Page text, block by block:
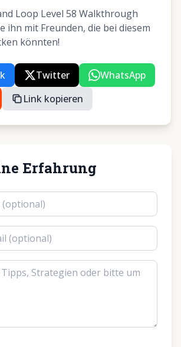
Loop Level 58 Walkthrough
ihn mit Freunden, die bei diesem
könnten!
Twitter
WhatsApp
Link kopieren
Erfahrung